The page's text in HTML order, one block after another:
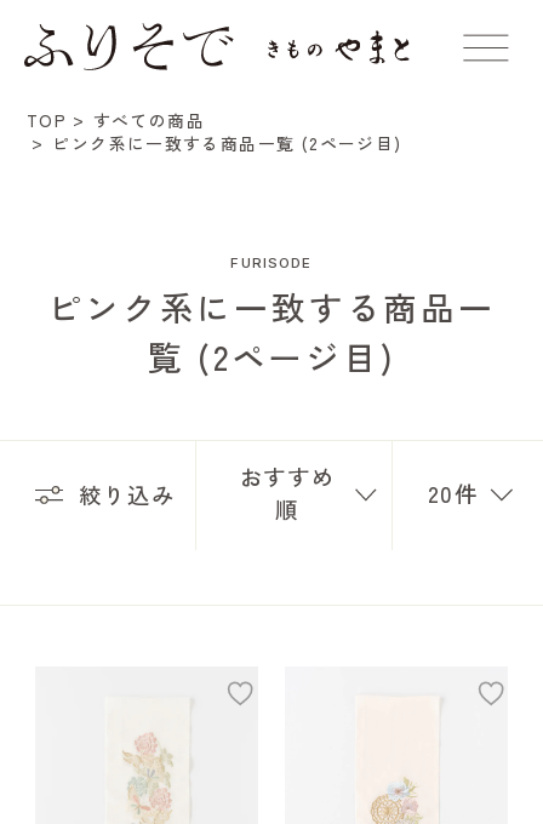
TOP
すべての商品
ピンク系に一致する商品一覧 (2ページ目)
FURISODE
ピンク系に一致する商品一
覧 (2ページ目)
絞り込み
おすすめ
順
20件